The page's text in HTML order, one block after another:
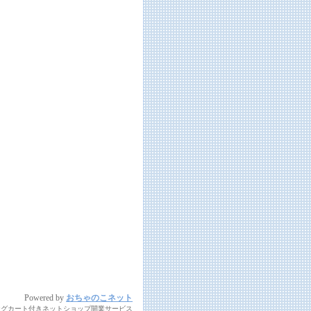
Powered by おちゃのこネット
カート付きネットショップ開業サービス